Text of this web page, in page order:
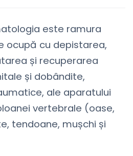
este ramura
ocupă cu depistarea,
și recuperarea
și dobândite,
ale aparatului
vertebrale (oase,
tendoane, mușchi și